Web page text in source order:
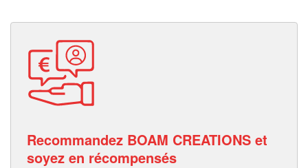
Recommandez BOAM CREATIONS et
soyez en récompensés